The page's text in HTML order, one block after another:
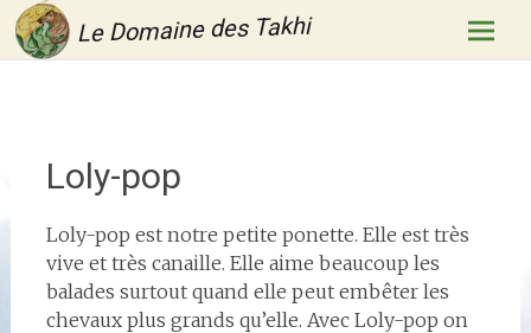
Le Domaine des Takhi
Aller
Loly-pop
Loly-pop est notre petite ponette. Elle est très
vive et très canaille. Elle aime beaucoup les
balades surtout quand elle peut embêter les
chevaux plus grands qu’elle. Avec Loly-pop on